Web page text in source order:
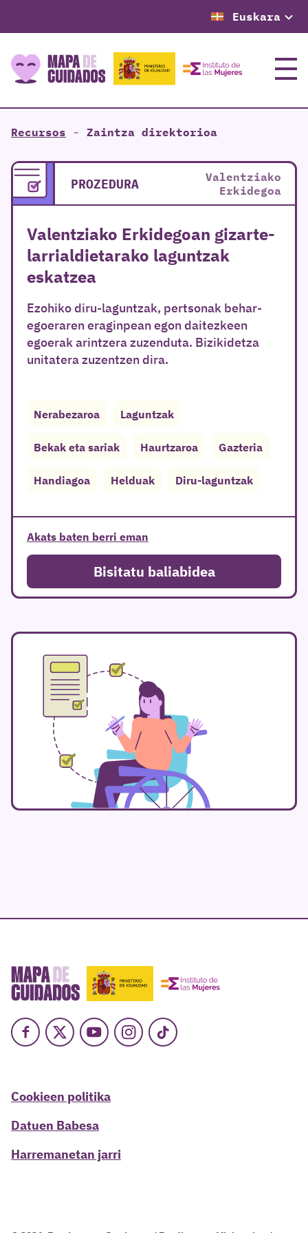
Euskara
Menua
Recursos - Zaintza direktorioa
PROZEDURA
Valentziako
Erkidegoa
Valentziako Erkidegoan gizarte-
larrialdietarako laguntzak
eskatzea
Ezohiko diru-laguntzak, pertsonak behar-
egoeraren eraginpean egon daitezkeen
egoerak arintzera zuzenduta. Bizikidetza
unitatera zuzentzen dira.
Nerabezaroa Laguntzak
Bekak eta sariak Haurtzaroa Gazteria
Handiagoa Helduak Diru-laguntzak
Akats baten berri eman
Bisitatu baliabidea
Facebook
X YoutubeInstagram
TikTok
Cookieen politika
Datuen Babesa
Harremanetan jarri